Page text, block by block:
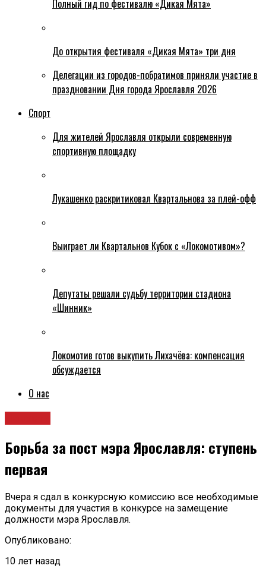
Полный гид по фестивалю «Дикая Мята»
До открытия фестиваля «Дикая Мята» три дня
Делегации из городов-побратимов приняли участие в
праздновании Дня города Ярославля 2026
Спорт
Для жителей Ярославля открыли современную
спортивную площадку
Лукашенко раскритиковал Квартальнова за плей-офф
Выиграет ли Квартальнов Кубок с «Локомотивом»?
Депутаты решали судьбу территории стадиона
«Шинник»
Локомотив готов выкупить Лихачёва: компенсация
обсуждается
О нас
Борьба за пост мэра Ярославля: ступень
первая
Вчера я сдал в конкурсную комиссию все необходимые
документы для участия в конкурсе на замещение
должности мэра Ярославля.
Опубликовано:
10 лет назад